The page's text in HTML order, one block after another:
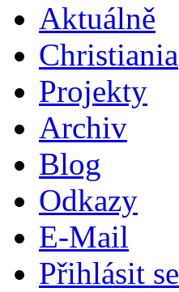
Aktuálně
Christiania
Projekty
Archiv
Blog
Odkazy
E-Mail
Přihlásit se